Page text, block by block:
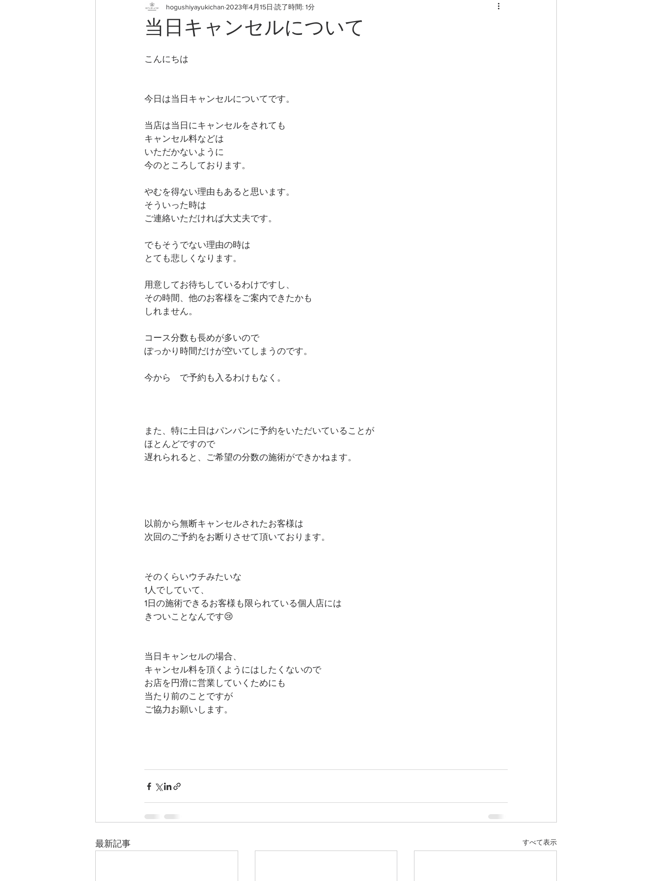
当日キャンセルについて
hogushiyayukichan 2023年4月15日 読了時間: 1分
こんにちは
今日は当日キャンセルについてです。
当店は当日にキャンセルをされても
キャンセル料などは
いただかないように
今のところしております。
やむを得ない理由もあると思います。
そういった時は
ご連絡いただければ大丈夫です。
でもそうでない理由の時は
とても悲しくなります。
用意してお待ちしているわけですし、
その時間、他のお客様をご案内できたかも
しれません。
コース分数も長めが多いので
ぽっかり時間だけが空いてしまうのです。
今から　で予約も入るわけもなく。
また、特に土日はパンパンに予約をいただいていることが
ほとんどですので
遅れられると、ご希望の分数の施術ができかねます。
以前から無断キャンセルされたお客様は
次回のご予約をお断りさせて頂いております。
そのくらいウチみたいな
1人でしていて、
1日の施術できるお客様も限られている個人店には
きついことなんです😢
当日キャンセルの場合、
キャンセル料を頂くようにはしたくないので
お店を円滑に営業していくためにも
当たり前のことですが
ご協力お願いします。
最新記事 すべて表示